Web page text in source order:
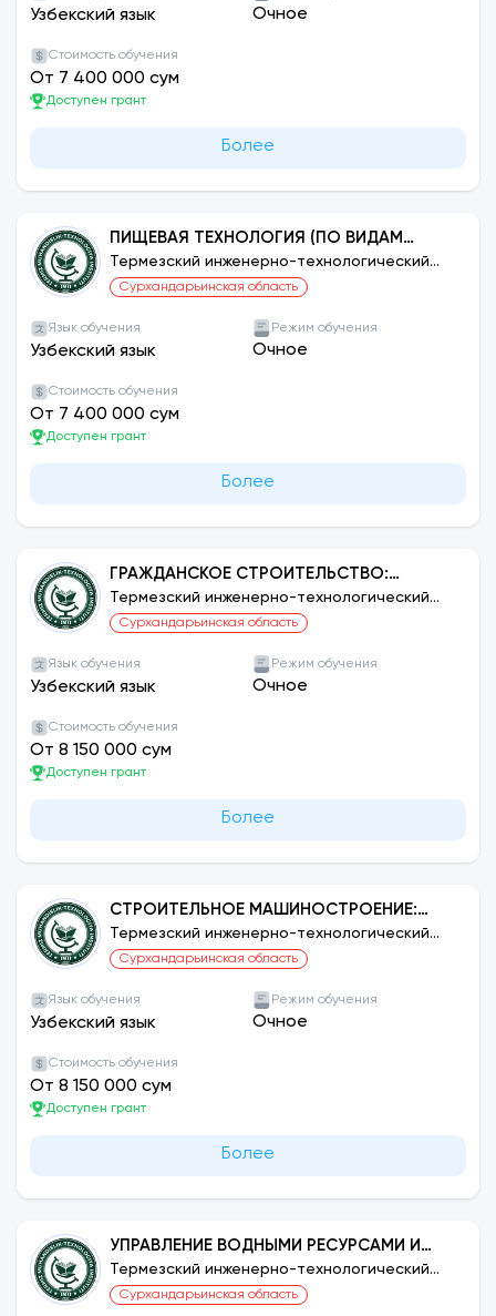
Узбекский язык Очное
Стоимость обучения
От 7 400 000 сум
Доступен грант
Более
ПИЩЕВАЯ ТЕХНОЛОГИЯ (ПО ВИДАМ
ПРОДУКЦИИ)
Термезский инженерно-технологический
институт
Сурхандарьинская область
Язык обучения
Узбекский язык
Режим обучения
Очное
Стоимость обучения
От 7 400 000 сум
Доступен грант
Более
ГРАЖДАНСКОЕ СТРОИТЕЛЬСТВО:
СТРОИТЕЛЬСТВО ЗДАНИЙ И
СООРУЖЕНИЙ
Термезский инженерно-технологический
институт
Сурхандарьинская область
Язык обучения
Узбекский язык
Режим обучения
Очное
Стоимость обучения
От 8 150 000 сум
Доступен грант
Более
СТРОИТЕЛЬНОЕ МАШИНОСТРОЕНИЕ:
ПРОИЗВОДСТВО СТРОИТЕЛЬНЫХ
МАТЕРИАЛОВ, ИЗДЕЛИЙ И КОНСТРУКЦИЙ
Термезский инженерно-технологический
институт
Сурхандарьинская область
Язык обучения
Узбекский язык
Режим обучения
Очное
Стоимость обучения
От 8 150 000 сум
Доступен грант
Более
УПРАВЛЕНИЕ ВОДНЫМИ РЕСУРСАМИ И
МЕЛИОРАЦИЯ
Термезский инженерно-технологический
институт
Сурхандарьинская область